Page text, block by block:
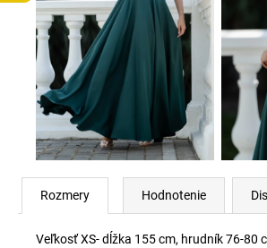
Rozmery Hodnotenie
Veľkosť XS- dĺžka 155 cm, hrudník 76-80